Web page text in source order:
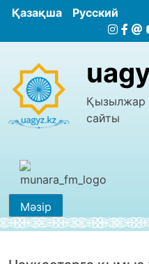
Қазақша Русский
Қызылжар
сайты
Мәзір